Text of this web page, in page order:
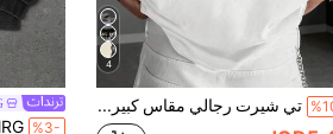
4
تي شيرت رجالي مقاس كبير بطباعة مخصصة وأكمام قصيرة | أسلوب شارع قوطي داكن | مناسب للارتداء في الصيف
%3-